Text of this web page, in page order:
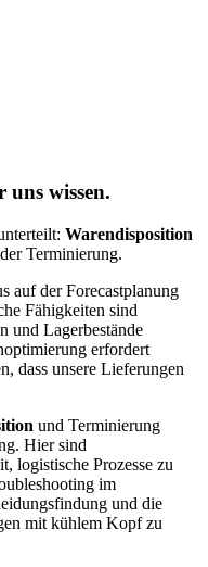
uns wissen.
Warendisposition
Terminierung.
auf der Forecastplanung
Fähigkeiten sind
und Lagerbestände
erfordert
dass unsere Lieferungen
und Terminierung
Hier sind
logistische Prozesse zu
im
und die
mit kühlem Kopf zu